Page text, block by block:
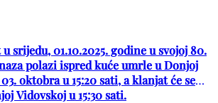
srijedu, 01.10.2025. godine u svojoj 80.
polazi ispred kuće umrle u Donjoj
oktobra u 15:20 sati, a klanjat će se
Vidovskoj u 15:30 sati.